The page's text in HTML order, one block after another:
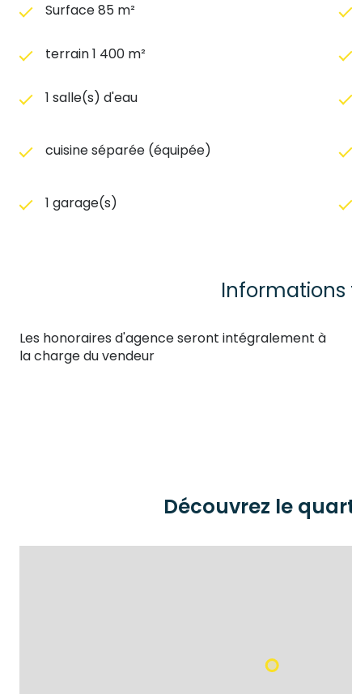
Surface 85 m²
terrain 1 400 m²
1 salle(s) d'eau
cuisine séparée (équipée)
1 garage(s)
Informations
Les honoraires d'agence seront intégralement à
la charge du vendeur
Découvrez le